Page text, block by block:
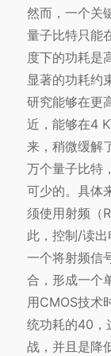
然而，一个关
量子比特只能
度下的功耗是
显著的功耗约
研究能够在更
近，能够在4
来，稍微缓解
万个量子比特
可少的。具体
须使用射频（
此，控制/读
一个将射频信
合，形成一个
用CMOS技术
统功耗的40，
战，并且是降